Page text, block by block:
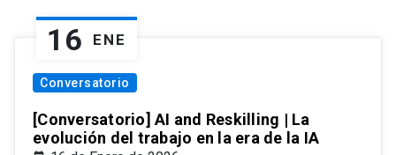
16 ENE
Conversatorio
[Conversatorio] AI and Reskilling | La
evolución del trabajo en la era de la IA